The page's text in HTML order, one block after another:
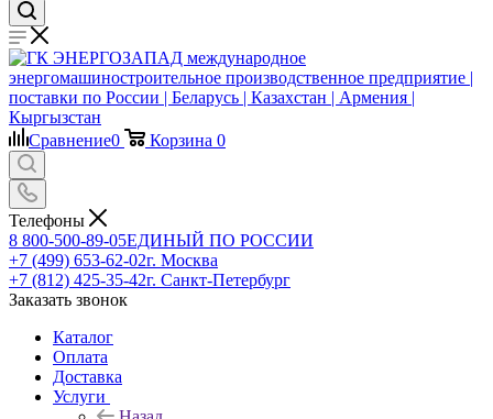
Сравнение0 Корзина 0
Телефоны
8 800-500-89-05ЕДИНЫЙ ПО РОССИИ
+7 (499) 653-62-02г. Москва
+7 (812) 425-35-42г. Санкт-Петербург
Заказать звонок
Каталог
Оплата
Доставка
Услуги